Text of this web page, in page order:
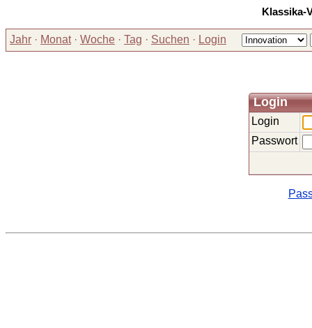
Klassika-
Jahr · Monat· Woche · Tag · Suchen · Login
Login
Login
Passwort